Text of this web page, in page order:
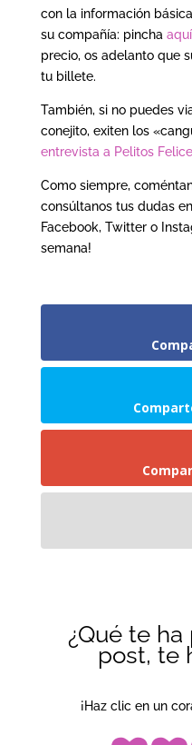
con la información
su compañía: pincha aquí
precio, os adelanto que
tu billete.
También, si no puedes
conejito, exiten los
entrevista a Pelitos
Como siempre,
consúltanos tus dudas
Facebook, Twitter o
semana!
¿Qué te
post, te
¡Haz clic en un